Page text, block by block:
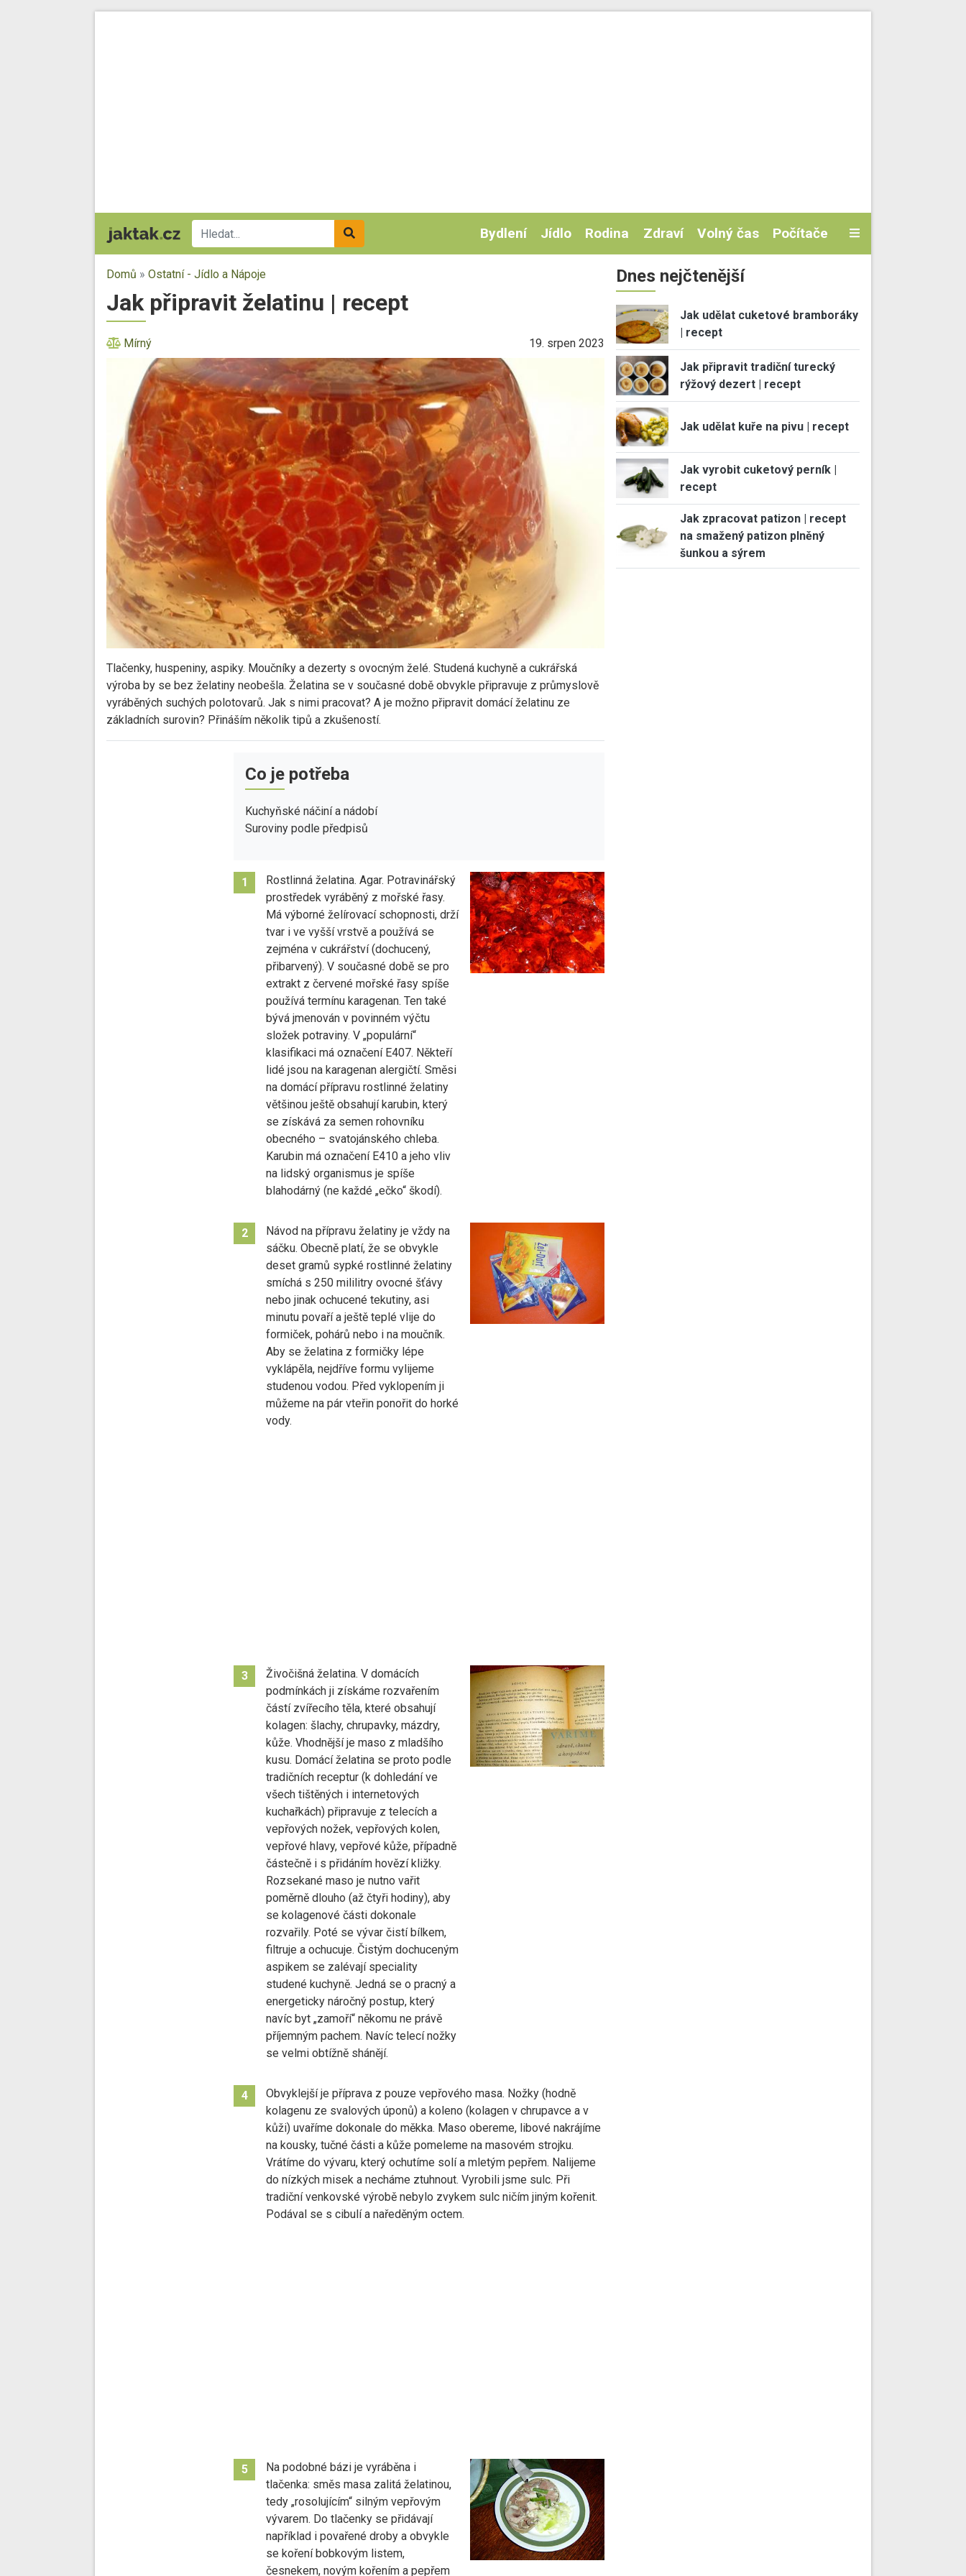
Bydlení Jídlo Rodina Zdraví Volný čas Počítače
Domů » Ostatní - Jídlo a Nápoje
Jak připravit želatinu | recept
Mírný 19. srpen 2023
Tlačenky, huspeniny, aspiky. Moučníky a dezerty s ovocným želé. Studená kuchyně a cukrářská
výroba by se bez želatiny neobešla. Želatina se v současné době obvykle připravuje z průmyslově
vyráběných suchých polotovarů. Jak s nimi pracovat? A je možno připravit domácí želatinu ze
základních surovin? Přináším několik tipů a zkušeností.
Co je potřeba
Kuchyňské náčiní a nádobí
Suroviny podle předpisů
1
Rostlinná želatina. Agar. Potravinářský
prostředek vyráběný z mořské řasy.
Má výborné želírovací schopnosti, drží
tvar i ve vyšší vrstvě a používá se
zejména v cukrářství (dochucený,
přibarvený). V současné době se pro
extrakt z červené mořské řasy spíše
používá termínu karagenan. Ten také
bývá jmenován v povinném výčtu
složek potraviny. V „populární“
klasifikaci má označení E407. Někteří
lidé jsou na karagenan alergičtí. Směsi
na domácí přípravu rostlinné želatiny
většinou ještě obsahují karubin, který
se získává za semen rohovníku
obecného – svatojánského chleba.
Karubin má označení E410 a jeho vliv
na lidský organismus je spíše
blahodárný (ne každé „ečko“ škodí).
2
Návod na přípravu želatiny je vždy na
sáčku. Obecně platí, že se obvykle
deset gramů sypké rostlinné želatiny
smíchá s 250 mililitry ovocné šťávy
nebo jinak ochucené tekutiny, asi
minutu povaří a ještě teplé vlije do
formiček, pohárů nebo i na moučník.
Aby se želatina z formičky lépe
vyklápěla, nejdříve formu vylijeme
studenou vodou. Před vyklopením ji
můžeme na pár vteřin ponořit do horké
vody.
3
Živočišná želatina. V domácích
podmínkách ji získáme rozvařením
částí zvířecího těla, které obsahují
kolagen: šlachy, chrupavky, mázdry,
kůže. Vhodnější je maso z mladšího
kusu. Domácí želatina se proto podle
tradičních receptur (k dohledání ve
všech tištěných i internetových
kuchařkách) připravuje z telecích a
vepřových nožek, vepřových kolen,
vepřové hlavy, vepřové kůže, případně
částečně i s přidáním hovězí kližky.
Rozsekané maso je nutno vařit
poměrně dlouho (až čtyři hodiny), aby
se kolagenové části dokonale
rozvařily. Poté se vývar čistí bílkem,
filtruje a ochucuje. Čistým dochuceným
aspikem se zalévají speciality
studené kuchyně. Jedná se o pracný a
energeticky náročný postup, který
navíc byt „zamoří“ někomu ne právě
příjemným pachem. Navíc telecí nožky
se velmi obtížně shánějí.
4
Obvyklejší je příprava z pouze vepřového masa. Nožky (hodně
kolagenu ze svalových úponů) a koleno (kolagen v chrupavce a v
kůži) uvaříme dokonale do měkka. Maso obereme, libové nakrájíme
na kousky, tučné části a kůže pomeleme na masovém strojku.
Vrátíme do vývaru, který ochutíme solí a mletým pepřem. Nalijeme
do nízkých misek a necháme ztuhnout. Vyrobili jsme sulc. Při
tradiční venkovské výrobě nebylo zvykem sulc ničím jiným kořenit.
Podával se s cibulí a naředěným octem.
5
Na podobné bázi je vyráběna i
tlačenka: směs masa zalitá želatinou,
tedy „rosolujícím“ silným vepřovým
vývarem. Do tlačenky se přidávají
například i povařené droby a obvykle
se koření bobkovým listem,
česnekem, novým kořením a pepřem
Dnes nejčtenější
Jak udělat cuketové bramboráky
| recept
Jak připravit tradiční turecký
rýžový dezert | recept
Jak udělat kuře na pivu | recept
Jak vyrobit cuketový perník |
recept
Jak zpracovat patizon | recept
na smažený patizon plněný
šunkou a sýrem